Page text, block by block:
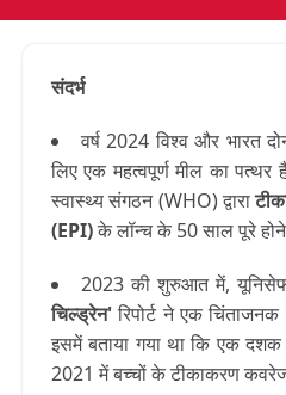
संदर्भ
वर्ष 2024 विश्व और भारत
लिए एक महत्वपूर्ण मील का पत्थर
स्वास्थ्य संगठन (WHO) द्वारा
(EPI)के लॉन्च के 50 साल पूरे होने
2023 की शुरुआत में,
चिल्ड्रेन' रिपोर्ट ने एक
इसमें बताया गया था कि एक
2021 में बच्चों के टीकाकरण